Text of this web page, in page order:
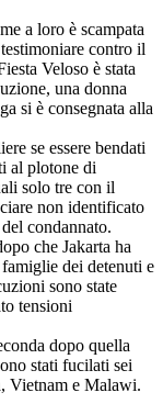
a loro è scampata
contro il
Veloso è stata
una donna
si è consegnata alla
se essere bendati
al plotone di
solo tre con il
non identificato
condannato.
che Jakarta ha
dei detenuti e
sono state
tensioni
dopo quella
stati fucilati sei
Vietnam e Malawi.